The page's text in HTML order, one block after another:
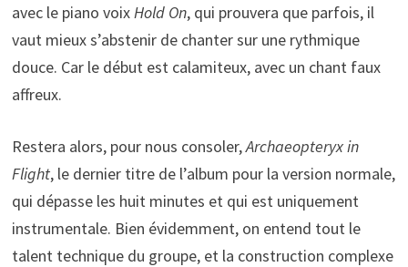
avec le piano voix Hold On, qui prouvera que parfois, il
vaut mieux s’abstenir de chanter sur une rythmique
douce. Car le début est calamiteux, avec un chant faux
affreux.
Restera alors, pour nous consoler,Archaeopteryx in
Flight, le dernier titre de l’album pour la version normale,
qui dépasse les huit minutes et qui est uniquement
instrumentale. Bien évidemment, on entend tout le
talent technique du groupe, et la construction complexe